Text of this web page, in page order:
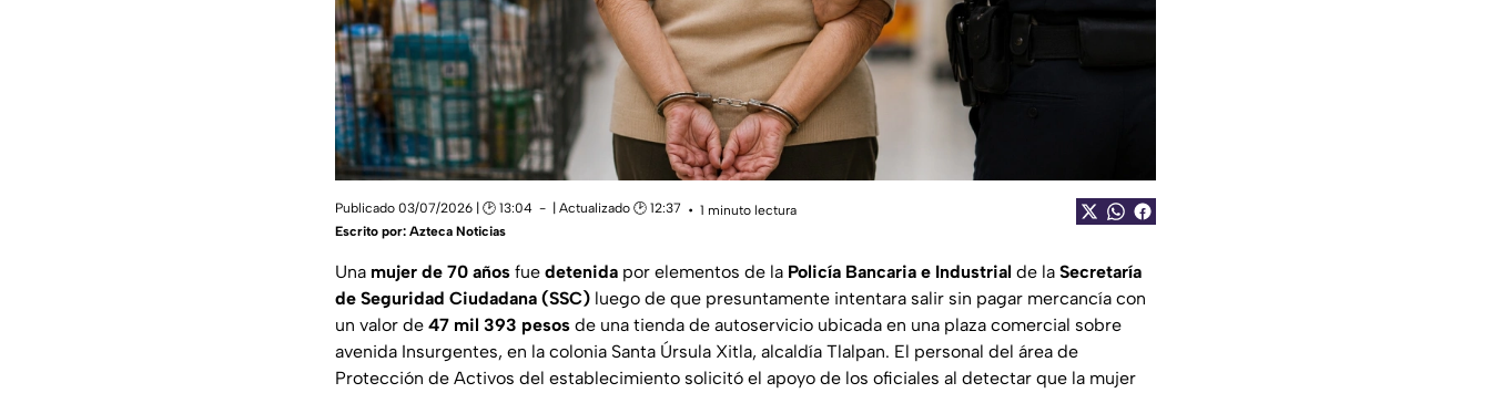
Publicado 03/07/2026 | 🕑 13:04 | Actualizado 🕑 12:37
1 minuto lectura
Escrito por: Azteca Noticias
Una mujer de 70 años fue detenida por elementos de la Policía Bancaria e Industrial de la Secretaría
de Seguridad Ciudadana (SSC) luego de que presuntamente intentara salir sin pagar mercancía con
un valor de 47 mil 393 pesos de una tienda de autoservicio ubicada en una plaza comercial sobre
avenida Insurgentes, en la colonia Santa Úrsula Xitla, alcaldía Tlalpan. El personal del área de
Protección de Activos del establecimiento solicitó el apoyo de los oficiales al detectar que la mujer